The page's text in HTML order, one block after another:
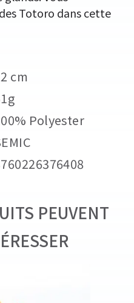
Totoro dans cette
cm
Polyester
PEUVENT